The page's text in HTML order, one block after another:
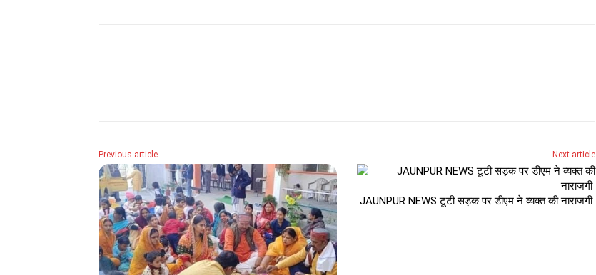
Previous article Next article
JAUNPUR NEWS टूटी सड़क पर डीएम ने व्यक्त की नाराजगी